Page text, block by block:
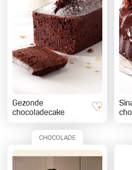
Gezonde
chocoladecake
CHOCOLADE